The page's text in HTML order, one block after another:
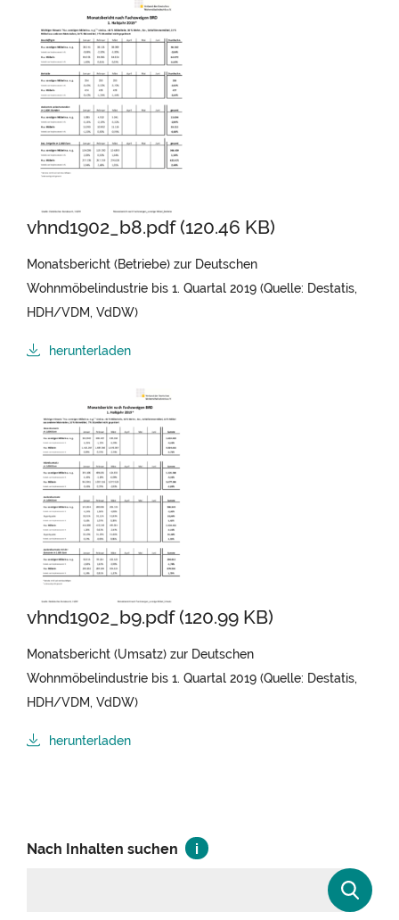
Nach Inhalten suchen
vhnd1902_b8.pdf (120.46 KB)
Monatsbericht (Betriebe) zur Deutschen
Wohnmöbelindustrie bis 1. Quartal 2019 (Quelle: Destatis,
HDH/VDM, VdDW)
herunterladen
vhnd1902_b9.pdf (120.99 KB)
Monatsbericht (Umsatz) zur Deutschen
Wohnmöbelindustrie bis 1. Quartal 2019 (Quelle: Destatis,
HDH/VDM, VdDW)
herunterladen